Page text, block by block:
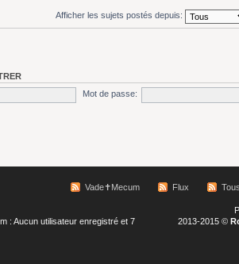
Afficher les sujets postés depuis:
Mot de passe:
Vade✝Mecum Flux
: Aucun utilisateur enregistré et 7
2013-2015 ©